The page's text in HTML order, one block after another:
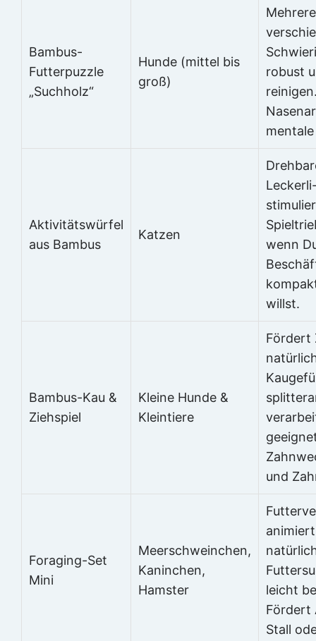
Bambus-
Futterpuzzle
„Suchholz“
Hunde (mittel bis
groß)
robust
Aktivitätswürfel
aus Bambus
Katzen
wenn
willst.
Bambus-Kau &
Ziehspiel
Kleine Hunde &
Kleintiere
Fördert
und
Foraging-Set
Mini
Meerschweinchen,
Kaninchen,
Hamster
leicht
Fördert
Stall